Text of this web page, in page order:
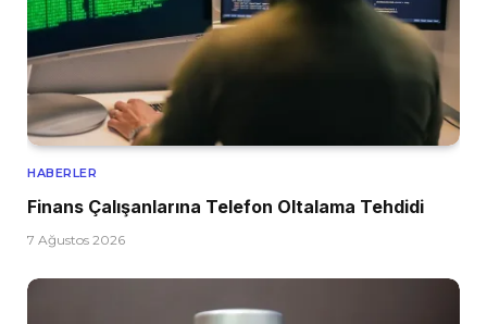
HABERLER
Finans Çalışanlarına Telefon Oltalama Tehdidi
7 Ağustos 2026